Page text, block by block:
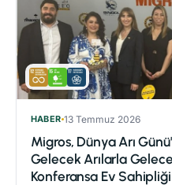
HABER 13 Temmuz 2026
Migros, Dünya Arı
Gelecek Arılarla
Konferansa Ev Sahipliği